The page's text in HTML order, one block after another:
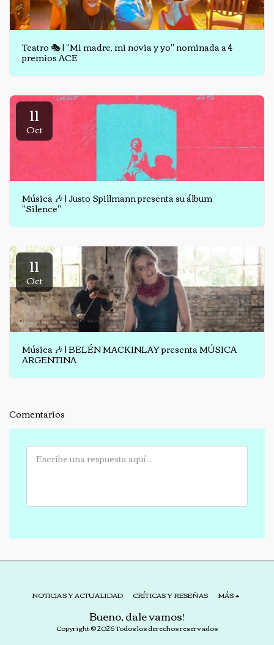
Teatro 🎭 | "Mi madre, mi novia y yo" nominada a 4
premios ACE
11
Oct
Música 🎶 | Justo Spillmann presenta su álbum
"Silence"
11
Oct
Música 🎶 | BELÉN MACKINLAY presenta MÚSICA
ARGENTINA
Comentarios
Bueno, dale vamos!
Copyright © 2026 Todos los derechos reservados
NOTICIAS Y ACTUALIDAD CRÍTICAS Y RESEÑAS MÁS